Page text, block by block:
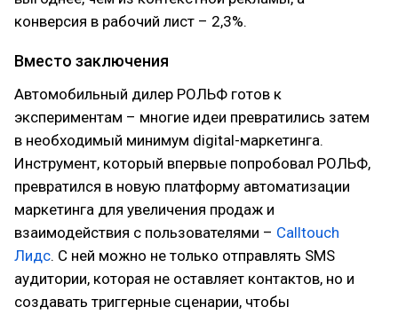
конверсия в рабочий лист – 2,3%.
Вместо заключения
Автомобильный дилер РОЛЬФ готов к
экспериментам – многие идеи превратились затем
в необходимый минимум digital-маркетинга.
Инструмент, который впервые попробовал РОЛЬФ,
превратился в новую платформу автоматизации
маркетинга для увеличения продаж и
взаимодействия с пользователями – Calltouch
Лидс. С ней можно не только отправлять SMS
аудитории, которая не оставляет контактов, но и
создавать триггерные сценарии, чтобы